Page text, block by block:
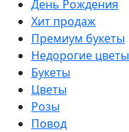
День Рождения
Хит продаж
Премиум букеты
Недорогие цветы
Букеты
Цветы
Розы
Повод